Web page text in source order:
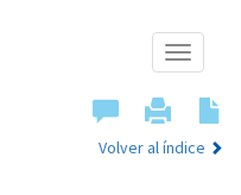
Mostrar
menú
Volver al índice